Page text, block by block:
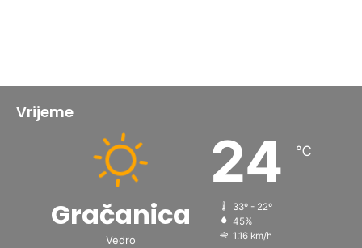
Vrijeme
Gračanica
Vedro
24 ℃
33º - 22º
45%
1.16 km/h